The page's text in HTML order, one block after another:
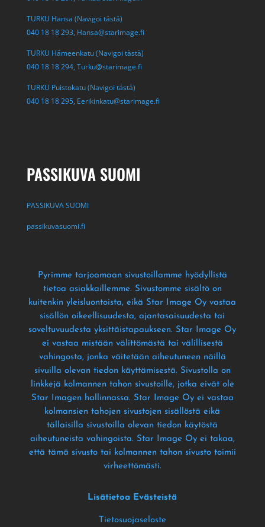
TURKU Hansa (Navigoi tästä)
040 18 18 293, Hansa@starimage.fi
TURKU Hämeenkatu (Navigoi tästä)
040 18 18 294, Turku@starimage.fi
TURKU Puistokatu (Navigoi tästä)
040 18 18 295, Eerikinkatu@starimage.fi
PASSIKUVA SUOMI
PASSIKUVA SUOMI
passikuvasuomi.fi
Pyrimme tarjoamaan sivustoillamme hyödyllistä
tietoa asiakkaillemme. Sivustomme sisältö on
kuitenkin yleisluontoista, eikä Star Image Oy vastaa
sisällön oikeellisuudesta, ajantasaisuudesta tai
soveltuvuudesta yksittäistapaukseen. Star Image Oy
ei vastaa mistään välittömästä tai välillisestä
vahingosta, jonka väitetään aiheutuneen näillä
sivuilla olevan tiedon käyttämisestä. Sivustolla on
linkkejä kolmannen tahon sivustoille, jotka eivät ole
Star Imagen hallinnassa. Star Image Oy ei vastaa
kolmansien tahojen sivustojen sisällöstä eikä
tällaisilla sivustoilla olevan tiedon käytöstä
aiheutuneista vahingoista. Star Image Oy ei takaa,
että tämä sivusto tai kolmannen tahon sivusto toimii
virheettömästi.
Lisätietoa Evästeistä
Tietosuojaseloste